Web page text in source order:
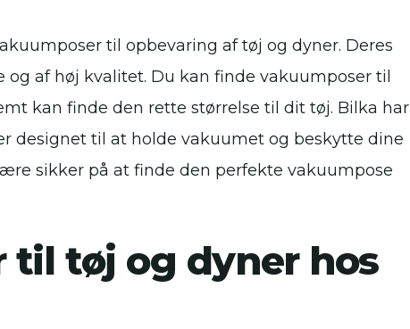
til opbevaring af tøj og dyner. Deres
af høj kvalitet. Du kan finde vakuumposer til
kan finde den rette størrelse til dit tøj. Bilka har
designet til at holde vakuumet og beskytte dine
sikker på at finde den perfekte vakuumpose
til tøj og dyner hos